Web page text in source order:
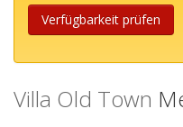
Verfügbarkeit prüfen
Villa Old Town